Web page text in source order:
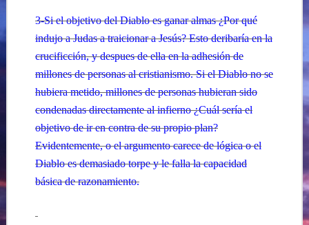
3-Si el objetivo del Diablo es ganar almas ¿Por qué
indujo a Judas a traicionar a Jesús? Esto deribaría en la
crucificción, y despues de ella en la adhesión de
millones de personas al cristianismo. Si el Diablo no se
hubiera metido, millones de personas hubieran sido
condenadas directamente al infierno ¿Cuál sería el
objetivo de ir en contra de su propio plan?
Evidentemente, o el argumento carece de lógica o el
Diablo es demasiado torpe y le falla la capacidad
básica de razonamiento.